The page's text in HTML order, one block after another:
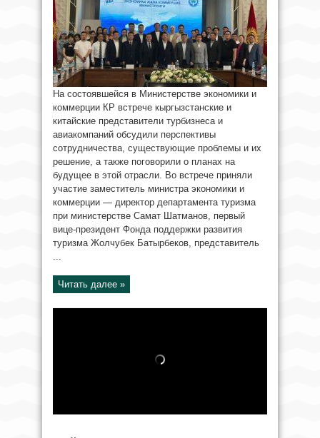
На состоявшейся в Министерстве экономики и
коммерции КР встрече кыргызстанские и
китайские представители турбизнеса и
авиакомпаний обсудили перспективы
сотрудничества, существующие проблемы и их
решение, а также поговорили о планах на
будущее в этой отрасли. Во встрече приняли
участие заместитель министра экономики и
коммерции — директор департамента туризма
при министерстве Самат Шатманов, первый
вице-президент Фонда поддержки развития
туризма Жолчубек Батырбеков, представитель
...
Читать далее »